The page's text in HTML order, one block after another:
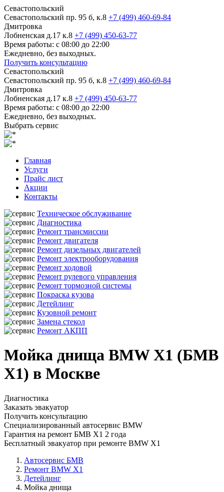
Севастопольский
Севастопольский пр. 95 б, к.8 +7 (499) 460-69-84
Дмитровка
Лобненская д.17 к.8 +7 (499) 450-63-77
Время работы: с 08:00 до 22:00
Ежедневно, без выходных.
Получить консультацию
Севастопольский
Севастопольский пр. 95 б, к.8 +7 (499) 460-69-84
Дмитровка
Лобненская д.17 к.8 +7 (499) 450-63-77
Время работы: с 08:00 до 22:00
Ежедневно, без выходных.
Выбрать сервис
Главная
Услуги
Прайс лист
Акции
Контакты
Техническое обслуживание
Диагностика
Ремонт трансмиссии
Ремонт двигателя
Ремонт дизельных двигателей
Ремонт электрооборудования
Ремонт ходовой
Ремонт рулевого управления
Ремонт тормозной системы
Покраска кузова
Детейлинг
Кузовной ремонт
Замена стекол
Ремонт АКПП
Мойка днища BMW X1 (БМВ
Х1) в Москве
Диагностика
Заказать эвакуатор
Получить консультацию
Специализированный автосервис BMW
Гарантия на ремонт БМВ Х1 2 года
Бесплатный эвакуатор при ремонте BMW X1
Автосервис БМВ
Ремонт BMW X1
Детейлинг
Мойка днища